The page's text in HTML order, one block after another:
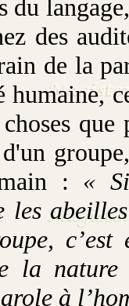
du
des
de la
: «
les
c’est
la
à